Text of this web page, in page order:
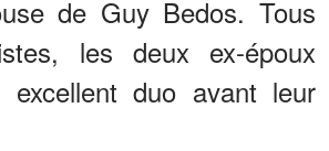
de Guy Bedos. Tous
les deux ex-époux
excellent duo avant leur